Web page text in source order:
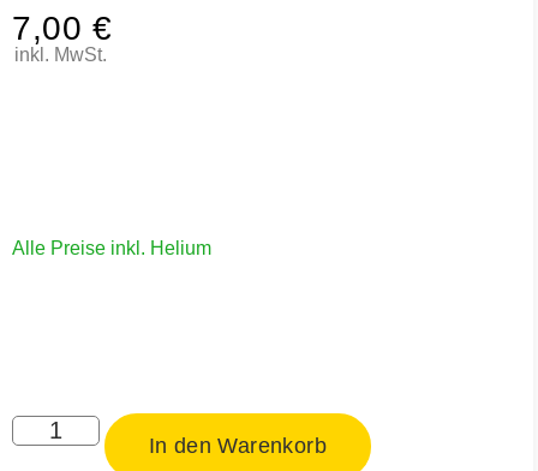
7,00 €
inkl. MwSt.
Alle Preise inkl. Helium
In den Warenkorb